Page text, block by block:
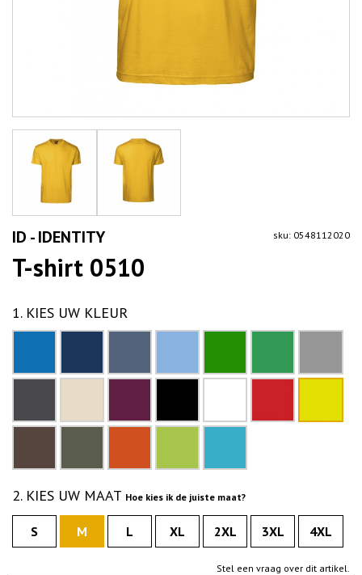
ID - IDENTITY sku: 0548112020
T-shirt 0510
1. KIES UW KLEUR
2. KIES UW MAAT Hoe kies ik de juiste maat?
S M L XL 2XL 3XL 4XL
Stel een vraag over dit artikel.